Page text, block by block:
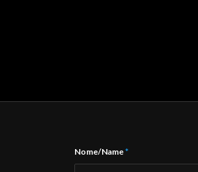
Nome/Name*